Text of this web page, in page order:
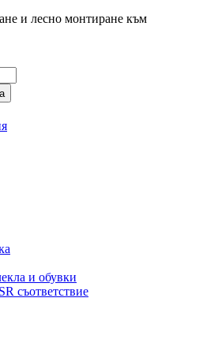
и лесно монтиране към
и обувки
съответствие